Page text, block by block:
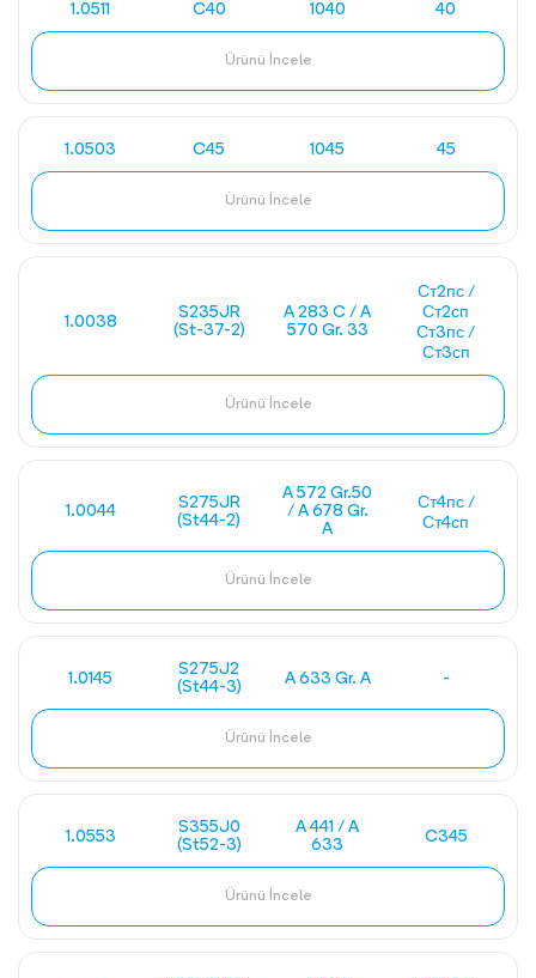
1.0511 C40 1040 40
Ürünü İncele
1.0503 C45 1045 45
Ürünü İncele
1.0038
S235JR
(St-37-2)
A 283 C / A
570 Gr. 33
Ст2пс /
Ст2сп
Ст3пс /
Ст3сп
Ürünü İncele
1.0044
S275JR
(St44-2)
A 572 Gr.50
/ A 678 Gr.
A
Ст4пс /
Ст4сп
Ürünü İncele
1.0145
S275J2
(St44-3)
A 633 Gr. A -
Ürünü İncele
1.0553
S355J0
(St52-3)
A 441 / A
633
C345
Ürünü İncele